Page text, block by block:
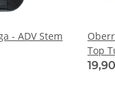
- ADV Stem
Top